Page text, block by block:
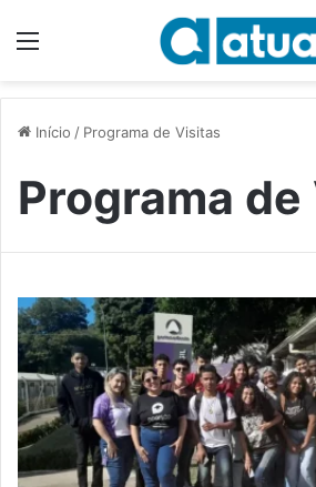
Início / Programa de Visitas
Programa